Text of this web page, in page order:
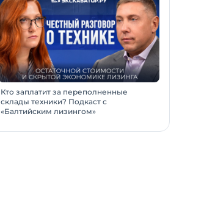
Кто заплатит за переполненные
склады техники? Подкаст с
«Балтийским лизингом»